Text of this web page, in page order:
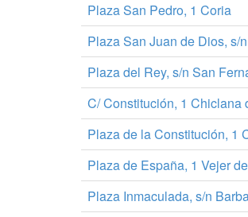
Plaza San Pedro, 1 Coria
Plaza San Juan de Dios, s/
Plaza del Rey, s/n San
C/ Constitución, 1 Chiclana
Plaza de la Constitución, 1
Plaza de España, 1 Vejer
Plaza Inmaculada, s/n